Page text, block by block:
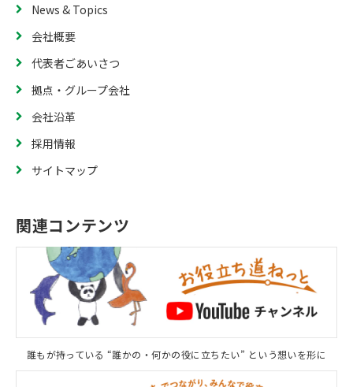
News & Topics
会社概要
代表者ごあいさつ
拠点・グループ会社
会社沿革
採用情報
サイトマップ
関連コンテンツ
誰もが持っている “誰かの・何かの役に立ちたい” という想いを形に